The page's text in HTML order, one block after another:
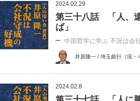
2024.02.29
第三十八話 「人、
ば」
中国哲学に学ぶ 不況は会
井原隆一 / 埼玉銀行（現・
2024.02.8